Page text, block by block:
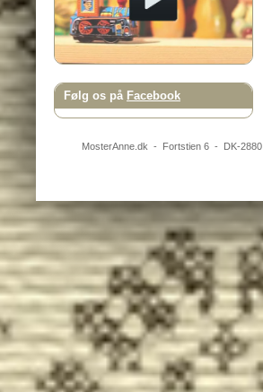
Følg os på Facebook
MosterAnne.dk - Fortstien 6- DK-2880